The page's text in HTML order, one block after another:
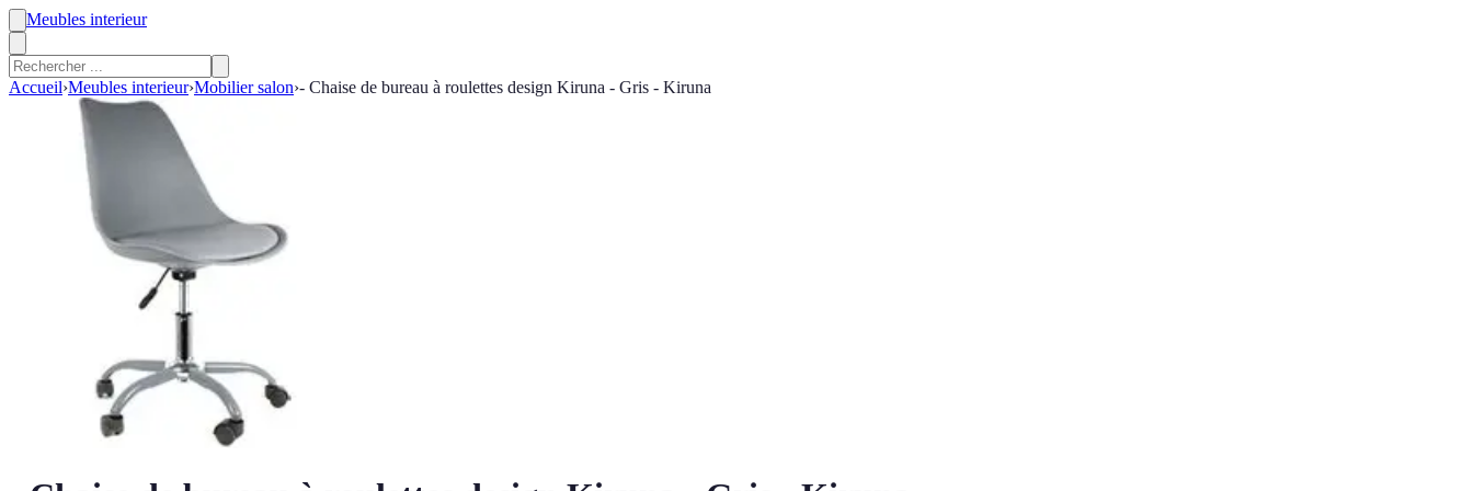
Meubles interieur
Accueil›Meubles interieur›Mobilier salon›- Chaise de bureau à roulettes design Kiruna - Gris - Kiruna